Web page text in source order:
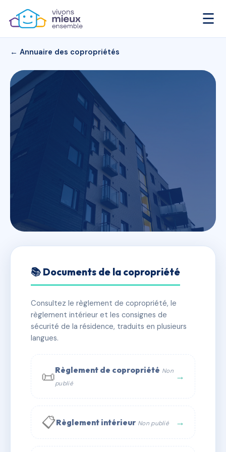
☰
← Annuaire des copropriétés
11/17 rue de la Chine
✓ Immatriculée 🏠 414 lots 🏗 4 bâtiment(s)
📞 Contacter Syndic Digital
📚 Documents de la copropriété
Consultez le règlement de copropriété, le
règlement intérieur et les consignes de
sécurité de la résidence, traduits en plusieurs
langues.
📜Règlement de copropriété Non
publié
→
📋Règlement intérieur Non publié →